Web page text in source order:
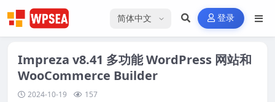
选择语言 登录
Impreza v8.41 多功能 WordPress 网站和
WooCommerce Builder
2024-10-19 157